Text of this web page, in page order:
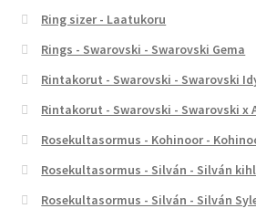
Ring sizer - Laatukoru
Rings - Swarovski - Swarovski Gema
Rintakorut - Swarovski - Swarovski
Rintakorut - Swarovski - Swarovski x
Rosekultasormus - Kohinoor -
Rosekultasormus - Silván - Silván
Rosekultasormus - Silván - Silván